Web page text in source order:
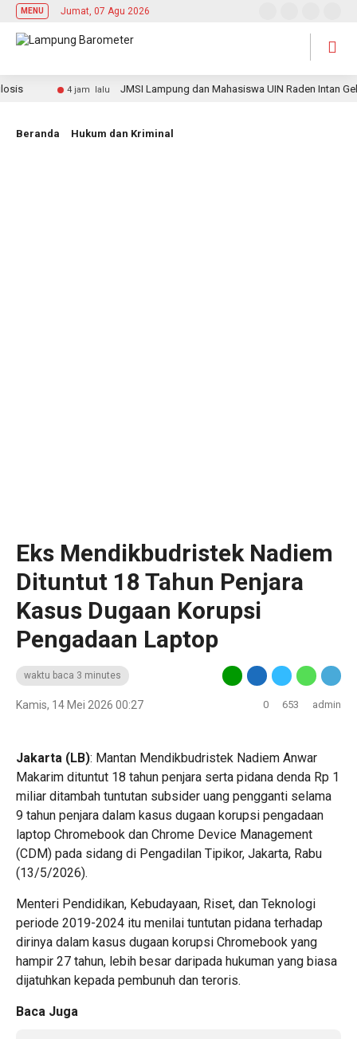
MENU Jumat, 07 Agu 2026
4 jam lalu JMSI Lampung dan Mahasiswa UIN Raden Intan Gelar
Beranda Hukum dan Kriminal
Eks Mendikbudristek Nadiem
Dituntut 18 Tahun Penjara
Kasus Dugaan Korupsi
Pengadaan Laptop
waktu baca 3 minutes
Kamis, 14 Mei 2026 00:27 0 653 admin
Jakarta (LB): Mantan Mendikbudristek Nadiem Anwar
Makarim dituntut 18 tahun penjara serta pidana denda Rp 1
miliar ditambah tuntutan subsider uang pengganti selama
9 tahun penjara dalam kasus dugaan korupsi pengadaan
laptop Chromebook dan Chrome Device Management
(CDM) pada sidang di Pengadilan Tipikor, Jakarta, Rabu
(13/5/2026).
Menteri Pendidikan, Kebudayaan, Riset, dan Teknologi
periode 2019-2024 itu menilai tuntutan pidana terhadap
dirinya dalam kasus dugaan korupsi Chromebook yang
hampir 27 tahun, lebih besar daripada hukuman yang biasa
dijatuhkan kepada pembunuh dan teroris.
Baca Juga